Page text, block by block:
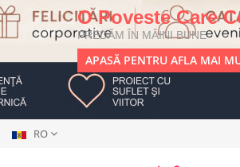
O Poveste Care
PREDĂM ÎN MÂINI BUNE
APASĂ PENTRU AFLA MAI
RO